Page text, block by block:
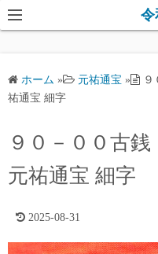
コ
ン
ツ
ッ
令
ホーム » 元祐通宝 »
祐通宝 細字
９０－００古
元祐通宝 細字
2025-08-31